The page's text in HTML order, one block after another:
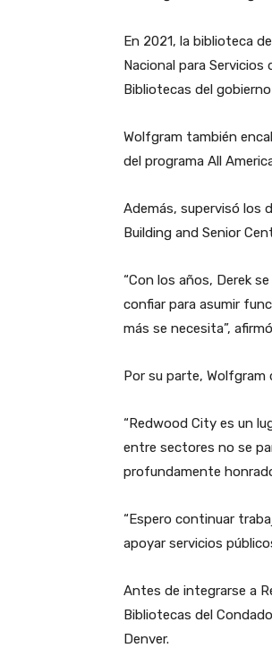
En 2021, la biblioteca
Nacional para
Bibliotecas del
Wolfgram también
del programa All
Además, supervisó los
Building and Senior
“Con los años, Derek
confiar para asumir
más se necesita”,
Por su parte, Wolfgram
“Redwood City es un
entre sectores no se
profundamente
“Espero continuar
apoyar servicios
Antes de integrarse a
Bibliotecas del
Denver.